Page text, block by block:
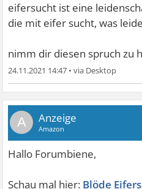
eifersucht ist eine
die mit eifer sucht, was
nimm dir diesen spruch zu
24.11.2021 14:47 •
A
Blöde